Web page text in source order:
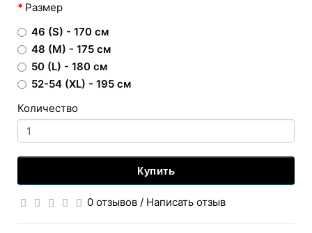
Размер
46 (S) - 170 см
48 (M) - 175 см
50 (L) - 180 см
52-54 (XL) - 195 см
Количество
Купить
0 отзывов / Написать отзыв